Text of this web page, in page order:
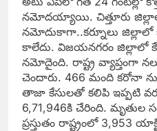
నమోదయ్యాయి. చిత్తూరు
నమోదుకాగా..కర్నూలు జిల్లాలో
కాలేదు. విజయనగరం జిల్లాలో
నమోదైంది. రాష్ట్ర వ్యాప్తంగా
చెందారు. 466 మంది కరోనా
తాజా కేసులతో కలిపి ఇప్పటి
6,71,946కి చేరింది. మృతుల
ప్రస్తుతం రాష్ట్రంలో 3,953